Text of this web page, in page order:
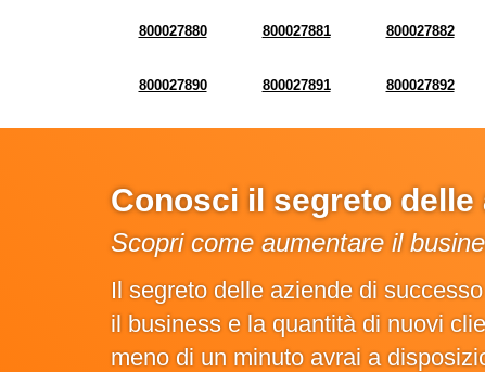
800027880 800027881 800027882
800027890 800027891 800027892
Conosci il segreto
Scopri come aumentare il
Il segreto delle aziende di
il business e la quantità di nuovi
meno di un minuto avrai a